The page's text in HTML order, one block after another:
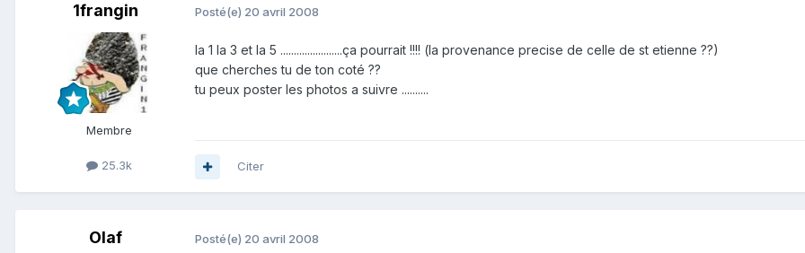
1frangin
Membre
25.3k
Posté(e) 20 avril 2008
la 1 la 3 et la 5 .......................ça pourrait !!!! (la provenance precise de celle de st etienne ??)
que cherches tu de ton coté ??
tu peux poster les photos a suivre ..........
Citer
Olaf Posté(e) 20 avril 2008